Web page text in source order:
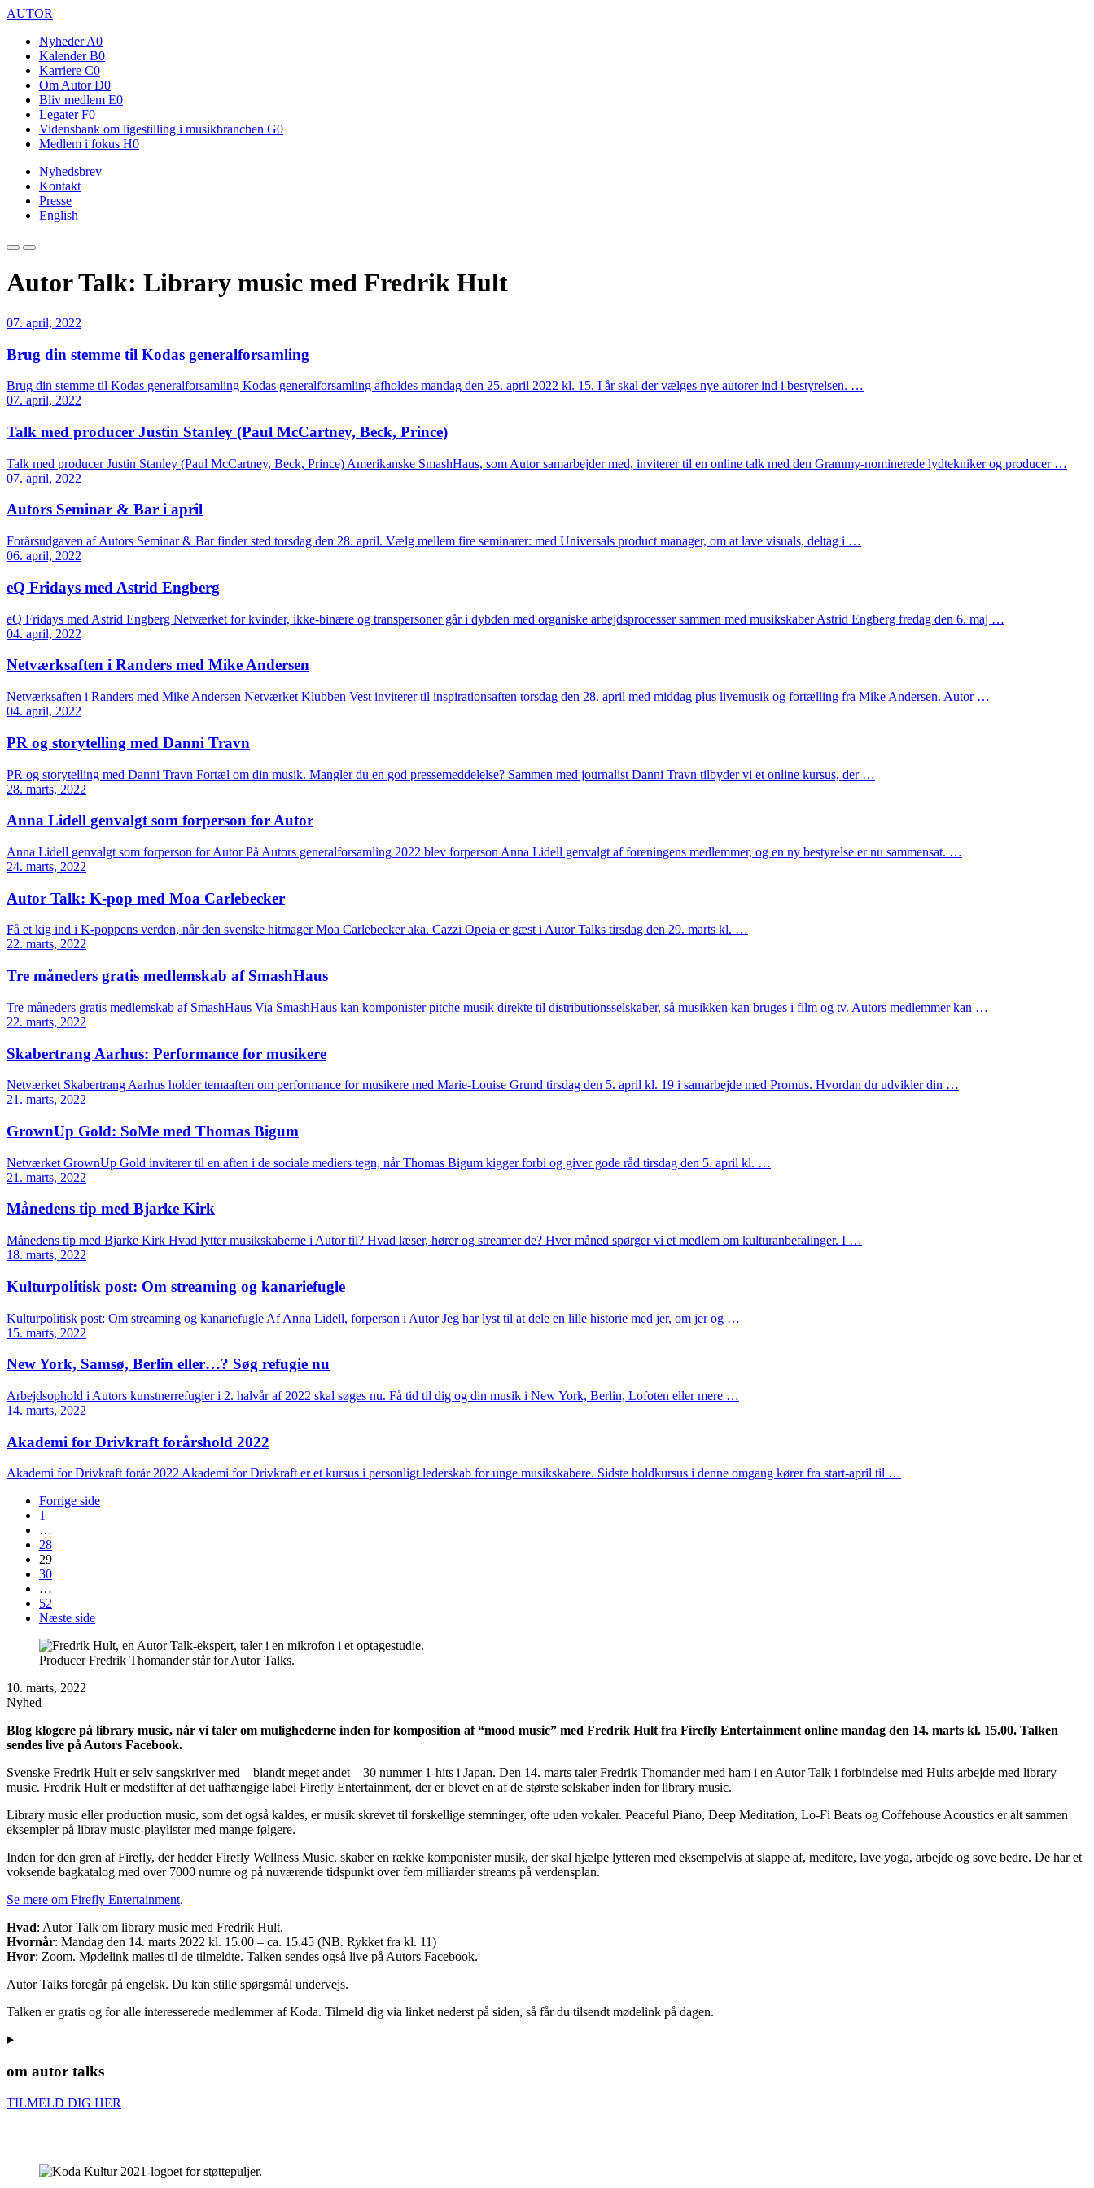
AUTOR
Nyheder A0
Kalender B0
Karriere C0
Om Autor D0
Bliv medlem E0
Legater F0
Vidensbank om ligestilling i musikbranchen G0
Medlem i fokus H0
Nyhedsbrev
Kontakt
Presse
English
Autor Talk: Library music med Fredrik Hult
07. april, 2022
Brug din stemme til Kodas generalforsamling
Brug din stemme til Kodas generalforsamling Kodas generalforsamling afholdes mandag den 25. april 2022 kl. 15. I år skal der vælges nye autorer ind i bestyrelsen. …
07. april, 2022
Talk med producer Justin Stanley (Paul McCartney, Beck, Prince)
Talk med producer Justin Stanley (Paul McCartney, Beck, Prince) Amerikanske SmashHaus, som Autor samarbejder med, inviterer til en online talk med den Grammy-nominerede lydtekniker og producer …
07. april, 2022
Autors Seminar & Bar i april
Forårsudgaven af Autors Seminar & Bar finder sted torsdag den 28. april. Vælg mellem fire seminarer: med Universals product manager, om at lave visuals, deltag i …
06. april, 2022
eQ Fridays med Astrid Engberg
eQ Fridays med Astrid Engberg Netværket for kvinder, ikke-binære og transpersoner går i dybden med organiske arbejdsprocesser sammen med musikskaber Astrid Engberg fredag den 6. maj …
04. april, 2022
Netværksaften i Randers med Mike Andersen
Netværksaften i Randers med Mike Andersen Netværket Klubben Vest inviterer til inspirationsaften torsdag den 28. april med middag plus livemusik og fortælling fra Mike Andersen. Autor …
04. april, 2022
PR og storytelling med Danni Travn
PR og storytelling med Danni Travn Fortæl om din musik. Mangler du en god pressemeddelelse? Sammen med journalist Danni Travn tilbyder vi et online kursus, der …
28. marts, 2022
Anna Lidell genvalgt som forperson for Autor
Anna Lidell genvalgt som forperson for Autor På Autors generalforsamling 2022 blev forperson Anna Lidell genvalgt af foreningens medlemmer, og en ny bestyrelse er nu sammensat. …
24. marts, 2022
Autor Talk: K-pop med Moa Carlebecker
Få et kig ind i K-poppens verden, når den svenske hitmager Moa Carlebecker aka. Cazzi Opeia er gæst i Autor Talks tirsdag den 29. marts kl. …
22. marts, 2022
Tre måneders gratis medlemskab af SmashHaus
Tre måneders gratis medlemskab af SmashHaus Via SmashHaus kan komponister pitche musik direkte til distributionsselskaber, så musikken kan bruges i film og tv. Autors medlemmer kan …
22. marts, 2022
Skabertrang Aarhus: Performance for musikere
Netværket Skabertrang Aarhus holder temaaften om performance for musikere med Marie-Louise Grund tirsdag den 5. april kl. 19 i samarbejde med Promus. Hvordan du udvikler din …
21. marts, 2022
GrownUp Gold: SoMe med Thomas Bigum
Netværket GrownUp Gold inviterer til en aften i de sociale mediers tegn, når Thomas Bigum kigger forbi og giver gode råd tirsdag den 5. april kl. …
21. marts, 2022
Månedens tip med Bjarke Kirk
Månedens tip med Bjarke Kirk Hvad lytter musikskaberne i Autor til? Hvad læser, hører og streamer de? Hver måned spørger vi et medlem om kulturanbefalinger. I …
18. marts, 2022
Kulturpolitisk post: Om streaming og kanariefugle
Kulturpolitisk post: Om streaming og kanariefugle Af Anna Lidell, forperson i Autor Jeg har lyst til at dele en lille historie med jer, om jer og …
15. marts, 2022
New York, Samsø, Berlin eller…? Søg refugie nu
Arbejdsophold i Autors kunstnerrefugier i 2. halvår af 2022 skal søges nu. Få tid til dig og din musik i New York, Berlin, Lofoten eller mere …
14. marts, 2022
Akademi for Drivkraft forårshold 2022
Akademi for Drivkraft forår 2022 Akademi for Drivkraft er et kursus i personligt lederskab for unge musikskabere. Sidste holdkursus i denne omgang kører fra start-april til …
Forrige side
1
…
28
29
30
…
52
Næste side
Producer Fredrik Thomander står for Autor Talks.
10. marts, 2022
Nyhed
Blog klogere på library music, når vi taler om mulighederne inden for komposition af “mood music” med Fredrik Hult fra Firefly Entertainment online mandag den 14. marts kl. 15.00. Talken
sendes live på Autors Facebook.
Svenske Fredrik Hult er selv sangskriver med – blandt meget andet – 30 nummer 1-hits i Japan. Den 14. marts taler Fredrik Thomander med ham i en Autor Talk i forbindelse med Hults arbejde med library
music. Fredrik Hult er medstifter af det uafhængige label Firefly Entertainment, der er blevet en af de største selskaber inden for library music.
Library music eller production music, som det også kaldes, er musik skrevet til forskellige stemninger, ofte uden vokaler. Peaceful Piano, Deep Meditation, Lo-Fi Beats og Coffehouse Acoustics er alt sammen
eksempler på libray music-playlister med mange følgere.
Inden for den gren af Firefly, der hedder Firefly Wellness Music, skaber en række komponister musik, der skal hjælpe lytteren med eksempelvis at slappe af, meditere, lave yoga, arbejde og sove bedre. De har et
voksende bagkatalog med over 7000 numre og på nuværende tidspunkt over fem milliarder streams på verdensplan.
Se mere om Firefly Entertainment.
Hvad: Autor Talk om library music med Fredrik Hult.
Hvornår: Mandag den 14. marts 2022 kl. 15.00 – ca. 15.45 (NB. Rykket fra kl. 11)
Hvor: Zoom. Mødelink mailes til de tilmeldte. Talken sendes også live på Autors Facebook.
Autor Talks foregår på engelsk. Du kan stille spørgsmål undervejs.
Talken er gratis og for alle interesserede medlemmer af Koda. Tilmeld dig via linket nederst på siden, så får du tilsendt mødelink på dagen.
om autor talks
TILMELD DIG HER